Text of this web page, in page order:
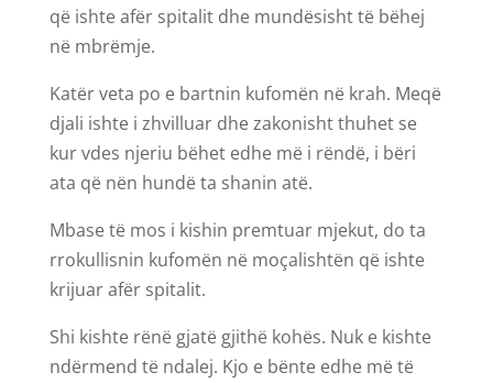
që ishte afër spitalit dhe mundësisht të bëhej
në mbrëmje.
Katër veta po e bartnin kufomën në krah. Meqë
djali ishte i zhvilluar dhe zakonisht thuhet se
kur vdes njeriu bëhet edhe më i rëndë, i bëri
ata që nën hundë ta shanin atë.
Mbase të mos i kishin premtuar mjekut, do ta
rrokullisnin kufomën në moçalishtën që ishte
krijuar afër spitalit.
Shi kishte rënë gjatë gjithë kohës. Nuk e kishte
ndërmend të ndalej. Kjo e bënte edhe më të